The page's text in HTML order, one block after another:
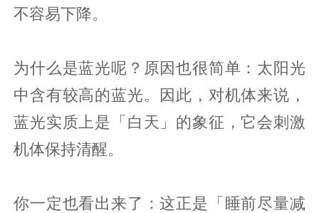
不容易下降。
为什么是蓝光呢？原因也很简单：太阳光
中含有较高的蓝光。因此，对机体来说，
蓝光实质上是「白天」的象征，它会刺激
机体保持清醒。
你一定也看出来了：这正是「睡前尽量减